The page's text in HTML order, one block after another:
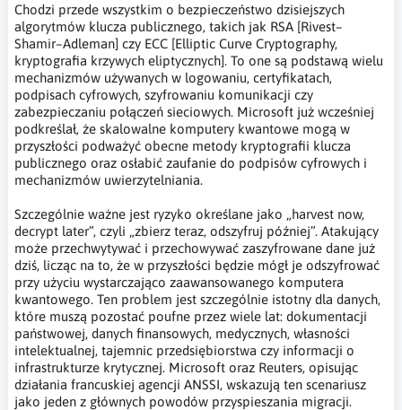
Chodzi przede wszystkim o bezpieczeństwo dzisiejszych
algorytmów klucza publicznego, takich jak RSA [Rivest–
Shamir–Adleman] czy ECC [Elliptic Curve Cryptography,
kryptografia krzywych eliptycznych]. To one są podstawą wielu
mechanizmów używanych w logowaniu, certyfikatach,
podpisach cyfrowych, szyfrowaniu komunikacji czy
zabezpieczaniu połączeń sieciowych. Microsoft już wcześniej
podkreślał, że skalowalne komputery kwantowe mogą w
przyszłości podważyć obecne metody kryptografii klucza
publicznego oraz osłabić zaufanie do podpisów cyfrowych i
mechanizmów uwierzytelniania.
Szczególnie ważne jest ryzyko określane jako „harvest now,
decrypt later”, czyli „zbierz teraz, odszyfruj później”. Atakujący
może przechwytywać i przechowywać zaszyfrowane dane już
dziś, licząc na to, że w przyszłości będzie mógł je odszyfrować
przy użyciu wystarczająco zaawansowanego komputera
kwantowego. Ten problem jest szczególnie istotny dla danych,
które muszą pozostać poufne przez wiele lat: dokumentacji
państwowej, danych finansowych, medycznych, własności
intelektualnej, tajemnic przedsiębiorstwa czy informacji o
infrastrukturze krytycznej. Microsoft oraz Reuters, opisując
działania francuskiej agencji ANSSI, wskazują ten scenariusz
jako jeden z głównych powodów przyspieszania migracji.